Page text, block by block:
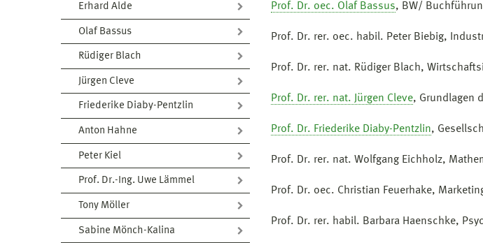
Erhard Alde
Olaf Bassus
Rüdiger Blach
Jürgen Cleve
Friederike Diaby-Pentzlin
Anton Hahne
Peter Kiel
Prof. Dr.-Ing. Uwe Lämmel
Tony Möller
Sabine Mönch-Kalina
Prof. Dr. oec. Olaf Bassus, BW/
Prof. Dr. rer. oec. habil. Peter Biebig,
Prof. Dr. rer. nat. Rüdiger Blach,
Prof. Dr. rer. nat. Jürgen Cleve, Grundlagen
Prof. Dr. Friederike Diaby-Pentzlin,
Prof. Dr. rer. nat. Wolfgang Eichholz,
Prof. Dr. oec. Christian Feuerhake,
Prof. Dr. rer. habil. Barbara Haenschke,